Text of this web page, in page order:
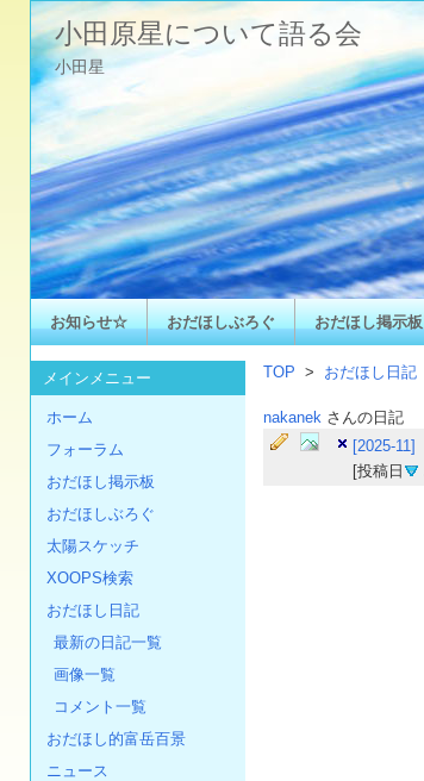
小田原星について語る会
小田星
お知らせ☆ おだほしぶろぐ おだほし掲示板
TOP > おだほし日記
nakanek さんの日記
[2025-11]
[投稿日
メインメニュー
ホーム
フォーラム
おだほし掲示板
おだほしぶろぐ
太陽スケッチ
XOOPS検索
おだほし日記
最新の日記一覧
画像一覧
コメント一覧
おだほし的富岳百景
ニュース